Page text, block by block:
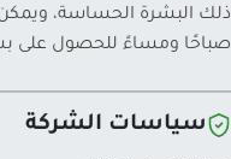
ذلك البشرة الحساسة،
صباحًا ومساءً للحصول على
سياسات الشركة